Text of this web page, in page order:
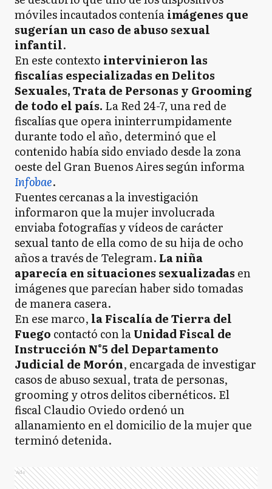
móviles incautados conteníaimágenes que
sugerían un caso de abuso sexual
infantil.
En este contexto intervinieron las
fiscalías especializadas en Delitos
Sexuales, Trata de Personas y Grooming
de todo el país. La Red 24-7, una red de
fiscalías que opera ininterrumpidamente
durante todo el año, determinó que el
contenido había sido enviado desde la zona
oeste del Gran Buenos Aires según informa
Infobae.
Fuentes cercanas a la investigación
informaron que la mujer involucrada
enviaba fotografías y vídeos de carácter
sexual tanto de ella como de su hija de ocho
años a través de Telegram. La niña
aparecía en situaciones sexualizadas en
imágenes que parecían haber sido tomadas
de manera casera.
En ese marco, la Fiscalía de Tierra del
Fuego contactó con laUnidad Fiscal de
Instrucción N°5 del Departamento
Judicial de Morón, encargada de investigar
casos de abuso sexual, trata de personas,
grooming y otros delitos cibernéticos. El
fiscal Claudio Oviedo ordenó un
allanamiento en el domicilio de la mujer que
terminó detenida.
Ads